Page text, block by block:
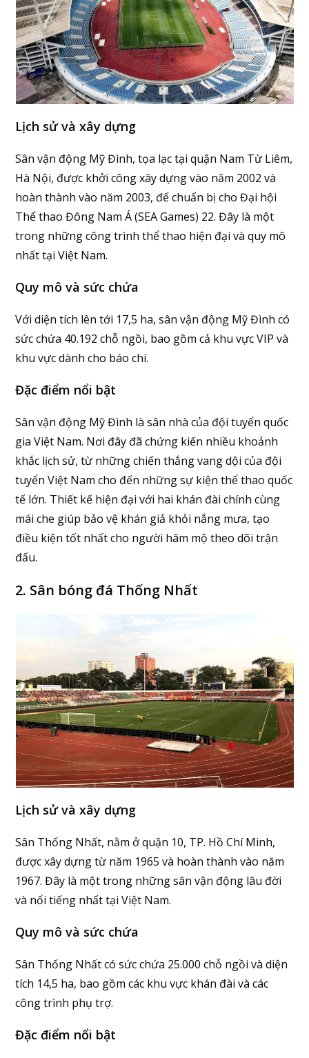
Lịch sử và xây dựng
Sân vận động Mỹ Đình, tọa lạc tại quận Nam Từ Liêm,
Hà Nội, được khởi công xây dựng vào năm 2002 và
hoàn thành vào năm 2003, để chuẩn bị cho Đại hội
Thể thao Đông Nam Á (SEA Games) 22. Đây là một
trong những công trình thể thao hiện đại và quy mô
nhất tại Việt Nam.
Quy mô và sức chứa
Với diện tích lên tới 17,5 ha, sân vận động Mỹ Đình có
sức chứa 40.192 chỗ ngồi, bao gồm cả khu vực VIP và
khu vực dành cho báo chí.
Đặc điểm nổi bật
Sân vận động Mỹ Đình là sân nhà của đội tuyển quốc
gia Việt Nam. Nơi đây đã chứng kiến nhiều khoảnh
khắc lịch sử, từ những chiến thắng vang dội của đội
tuyển Việt Nam cho đến những sự kiện thể thao quốc
tế lớn. Thiết kế hiện đại với hai khán đài chính cùng
mái che giúp bảo vệ khán giả khỏi nắng mưa, tạo
điều kiện tốt nhất cho người hâm mộ theo dõi trận
đấu.
2. Sân bóng đá Thống Nhất
Lịch sử và xây dựng
Sân Thống Nhất, nằm ở quận 10, TP. Hồ Chí Minh,
được xây dựng từ năm 1965 và hoàn thành vào năm
1967. Đây là một trong những sân vận động lâu đời
và nổi tiếng nhất tại Việt Nam.
Quy mô và sức chứa
Sân Thống Nhất có sức chứa 25.000 chỗ ngồi và diện
tích 14,5 ha, bao gồm các khu vực khán đài và các
công trình phụ trợ.
Đặc điểm nổi bật